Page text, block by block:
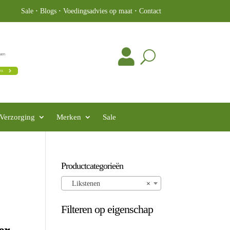
Sale· Blogs· Voedingsadvies op maat· Contact
Verzorging Merken Sale
Productcategorieën
×
Likstenen
Filteren op eigenschap